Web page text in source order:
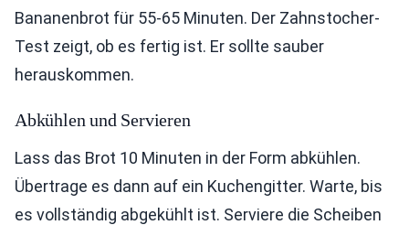
Bananenbrot für 55-65 Minuten. Der Zahnstocher-
Test zeigt, ob es fertig ist. Er sollte sauber
herauskommen.
Abkühlen und Servieren
Lass das Brot 10 Minuten in der Form abkühlen.
Übertrage es dann auf ein Kuchengitter. Warte, bis
es vollständig abgekühlt ist. Serviere die Scheiben